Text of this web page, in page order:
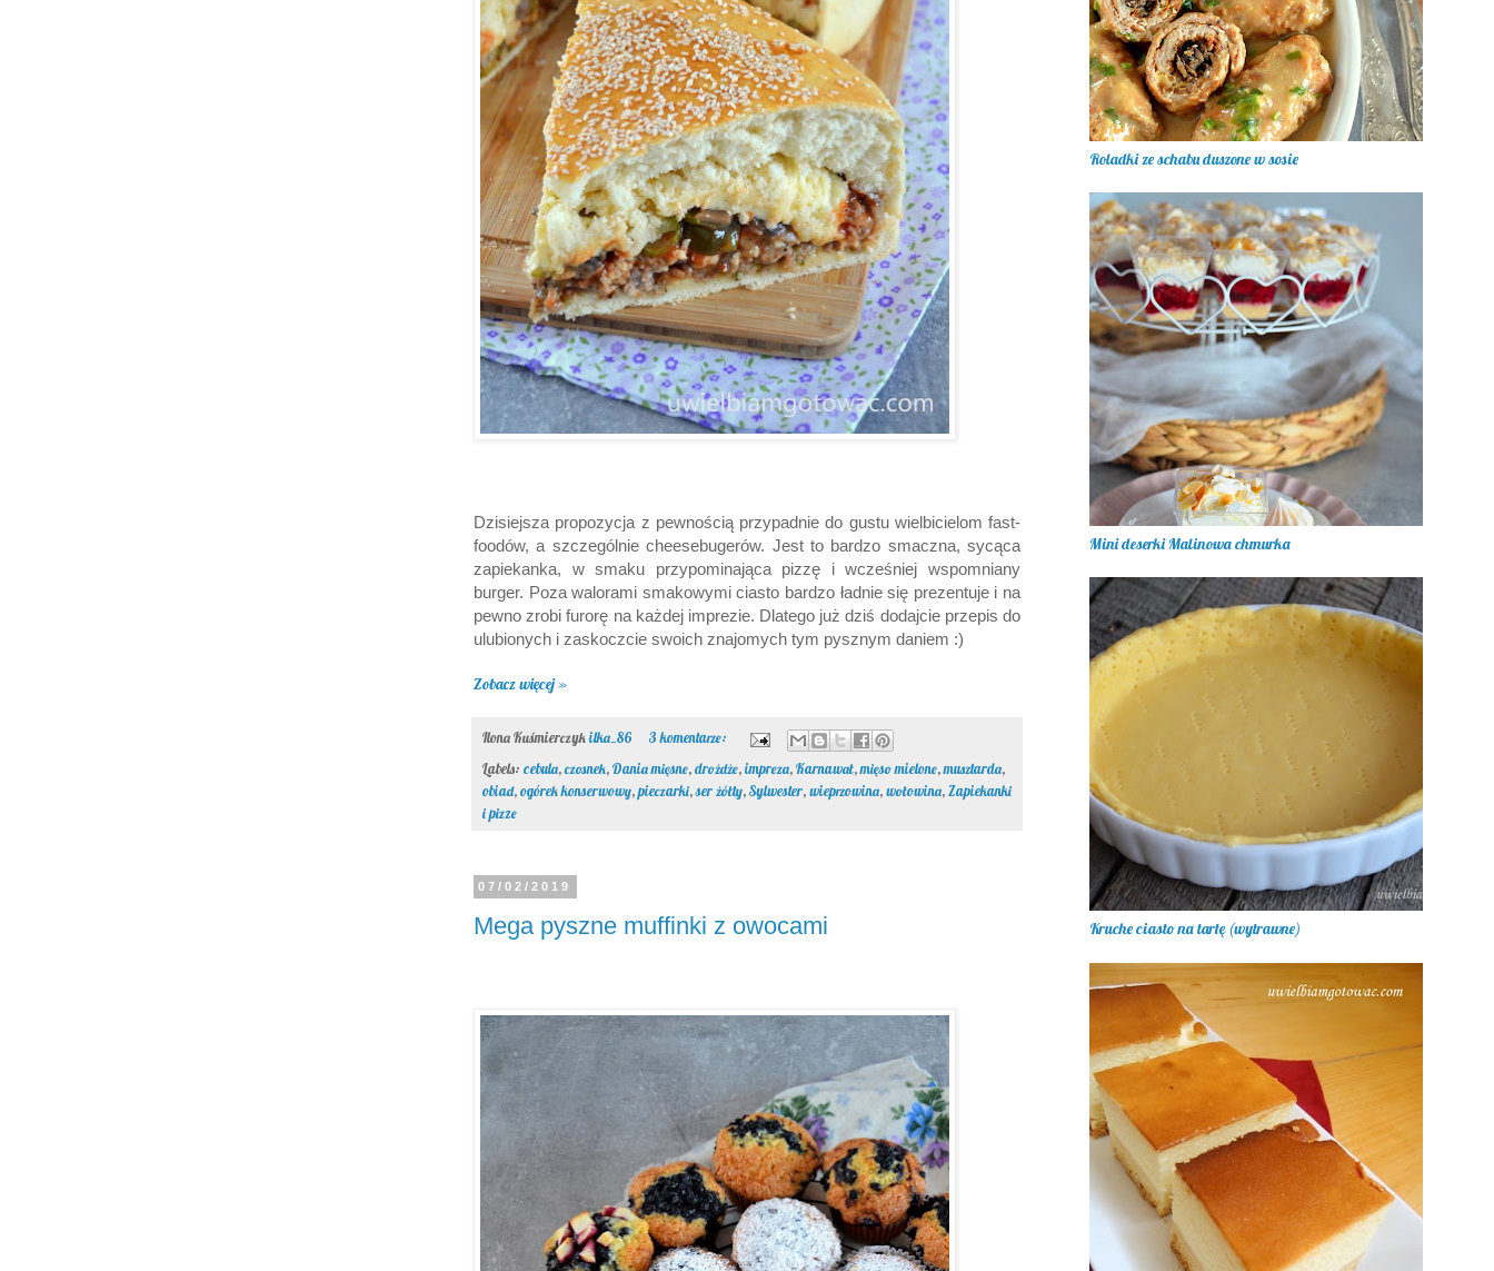
Dzisiejsza propozycja z pewnością przypadnie do gustu wielbicielom fast-
foodów, a szczególnie cheesebugerów. Jest to bardzo smaczna, sycąca
zapiekanka, w smaku przypominająca pizzę i wcześniej wspomniany
burger. Poza walorami smakowymi ciasto bardzo ładnie się prezentuje i na
pewno zrobi furorę na każdej imprezie. Dlatego już dziś dodajcie przepis do
ulubionych i zaskoczcie swoich znajomych tym pysznym daniem :)
Zobacz więcej »
Ilona Kuśmierczykilka_86
3 komentarze:
Labels: cebula,czosnek,Dania mięsne,drożdże,impreza,Karnawał,mięso mielone,musztarda,
obiad,ogórek konserwowy,pieczarki,ser żółty,Sylwester,wieprzowina,wołowina,Zapiekanki
i pizze
07/02/2019
Mega pyszne muffinki z owocami
Roladki ze schabu duszone w sosie
Mini deserki Malinowa chmurka
Kruche ciasto na tartę (wytrawne)